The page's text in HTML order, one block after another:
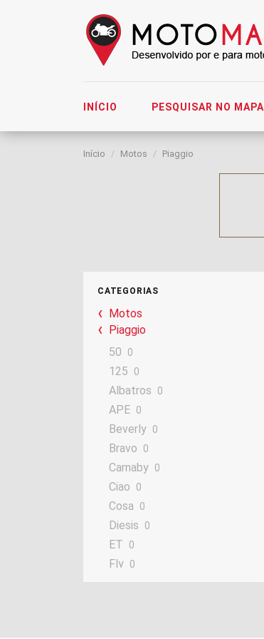
INÍCIO PESQUISAR NO MAPA
Início Motos Piaggio
CATEGORIAS
Motos
Piaggio
50
0
125 0
Albatros 0
APE 0
Beverly 0
Bravo 0
Carnaby 0
Ciao 0
Cosa 0
Diesis 0
ET 0
Fly 0